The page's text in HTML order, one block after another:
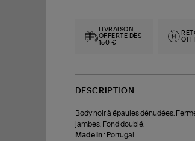
LIVRAISON
OFFERTE DÈS
150 €
DESCRIPTION
Body noir à épaules dénudées.
jambes. Fond doublé.
Made in : Portugal.